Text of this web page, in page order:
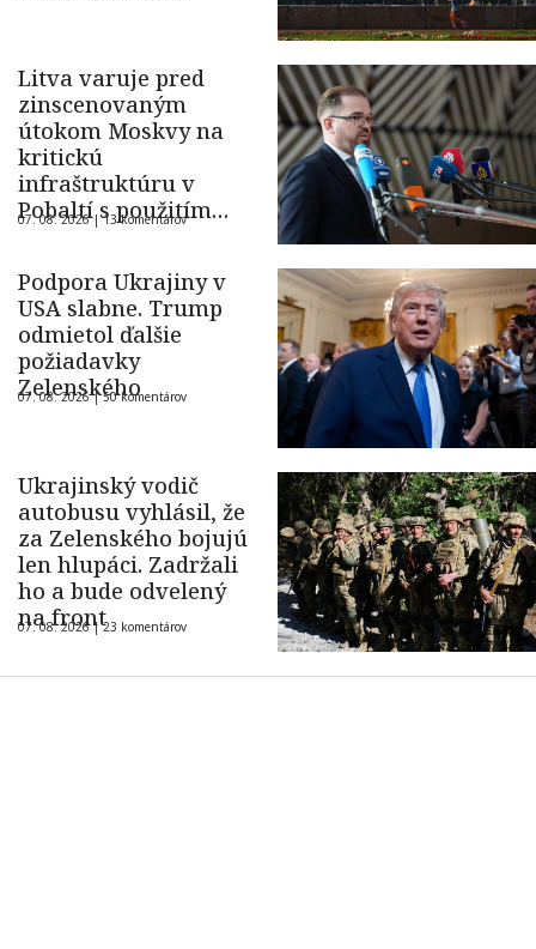
Litva varuje pred
zinscenovaným
útokom Moskvy na
kritickú
infraštruktúru v
Pobaltí s použitím
ukrajinského dronu
07. 08. 2026 |13 komentárov
Podpora Ukrajiny v
USA slabne. Trump
odmietol ďalšie
požiadavky
Zelenského
07. 08. 2026 |50 komentárov
Ukrajinský vodič
autobusu vyhlásil, že
za Zelenského bojujú
len hlupáci. Zadržali
ho a bude odvelený
na front
07. 08. 2026 |23 komentárov